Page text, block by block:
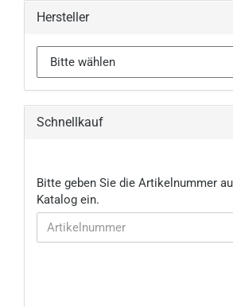
Hersteller
Schnellkauf
BITTE
GEBEN
SIE
DIE
Bitte geben Sie die Artikelnummer
Katalog ein.